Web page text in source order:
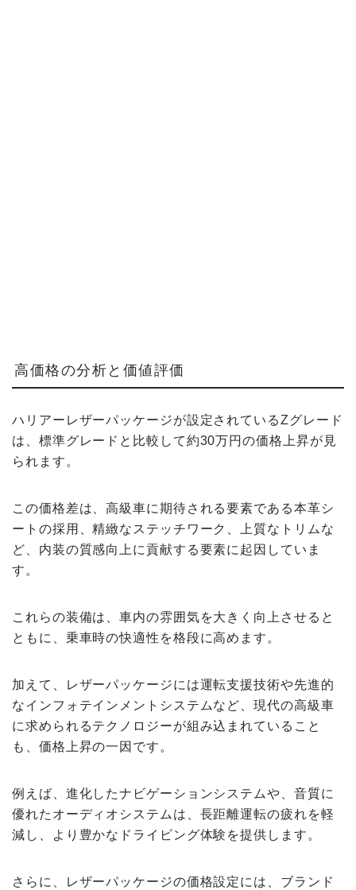
高価格の分析と価値評価
ハリアーレザーパッケージが設定されているZグレード
は、標準グレードと比較して約30万円の価格上昇が見
られます。
この価格差は、高級車に期待される要素である本革シ
ートの採用、精緻なステッチワーク、上質なトリムな
ど、内装の質感向上に貢献する要素に起因していま
す。
これらの装備は、車内の雰囲気を大きく向上させると
ともに、乗車時の快適性を格段に高めます。
加えて、レザーパッケージには運転支援技術や先進的
なインフォテインメントシステムなど、現代の高級車
に求められるテクノロジーが組み込まれていること
も、価格上昇の一因です。
例えば、進化したナビゲーションシステムや、音質に
優れたオーディオシステムは、長距離運転の疲れを軽
減し、より豊かなドライビング体験を提供します。
さらに、レザーパッケージの価格設定には、ブランド